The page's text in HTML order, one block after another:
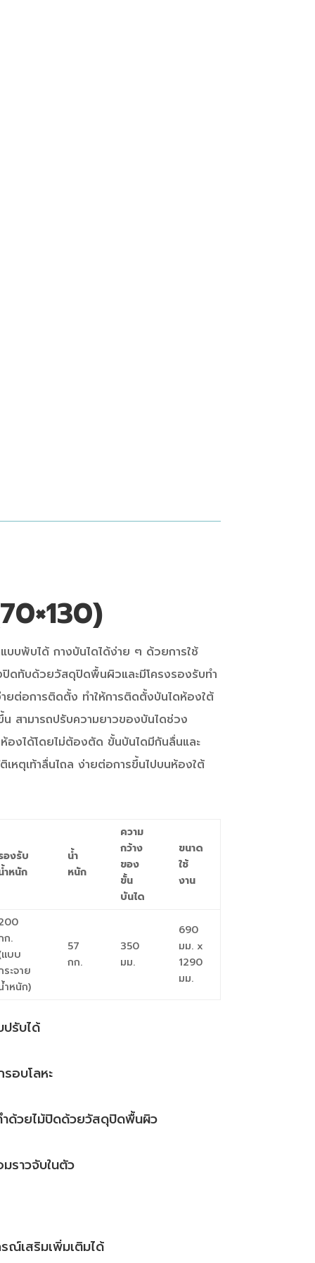
บบพับได้ กางบันไดได้ง่าย ๆ ด้วยการใช้
ดทับด้วยวัสดุปิดพื้นผิวและมีโครงรองรับทำ
ยต่อการติดตั้ง ทำให้การติดตั้งบันไดห้องใต้
น สามารถปรับความยาวของบันไดช่วง
องได้โดยไม่ต้องตัด ขั้นบันไดมีกันลื่นและ
หตุเท้าลื่นไถล ง่ายต่อการขึ้นไปบนห้องใต้
องรับ
ำหนัก
น้ำ
หนัก
ความ
กว้าง
ของ
ขั้น
บันได
ขนาด
ใช้
งาน
ก.
บบ
ระจาย
ำหนัก)
57
กก.
350
มม.
690
มม. x
1290
มม.
รับได้
อบโลหะ
ำด้วยไม้ปิดด้วยวัสดุปิดพื้นผิว
ราวจับในตัว
ณ์เสริมเพิ่มเติมได้